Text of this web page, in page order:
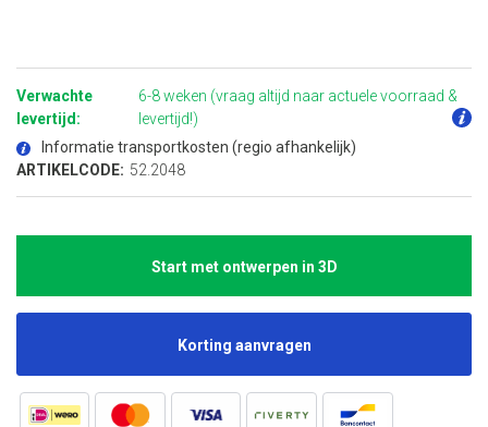
naar
begin
van
de
afbeeldingen-
gallerij
Verwachte
levertijd:
6-8 weken (vraag altijd naar actuele voorraad &
levertijd!)
Informatie transportkosten (regio afhankelijk)
ARTIKELCODE: 52.2048
Start met ontwerpen in 3D
Korting aanvragen